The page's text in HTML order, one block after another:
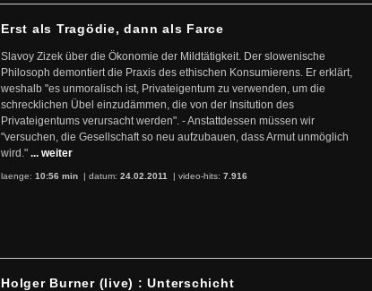
Erst als Tragödie, dann als Farce
Slavoy Zizek über die Ökonomie der Mildtätigkeit. Der slowenische
Philosoph demontiert die Praxis des ethischen Konsumierens. Er erklärt,
weshalb "es unmoralisch ist, Privateigentum zu verwenden, um die
schrecklichen Übel einzudämmen, die von der Insitution des
Privateigentums verursacht werden". - Anstattdessen müssen wir
"versuchen, die Gesellschaft so neu aufzubauen, dass Armut unmöglich
wird." ... weiter
laenge: 10:56 min | datum: 24.02.2011 | video-hits: 7.916
Holger Burner (live) : Unterschicht